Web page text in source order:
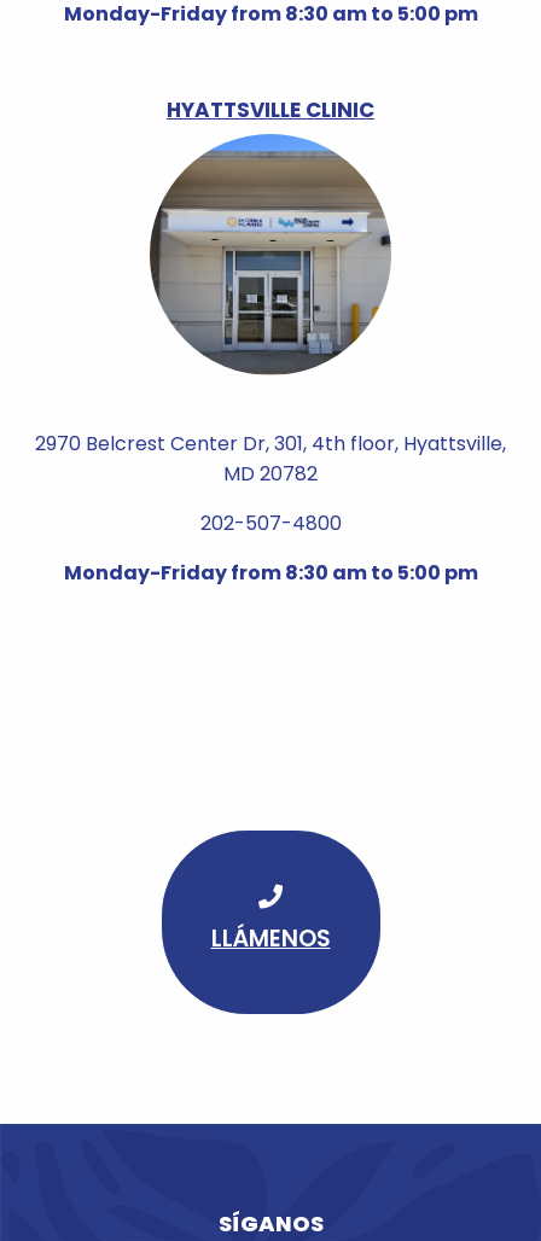
Monday-Friday from 8:30 am to 5:00 pm
HYATTSVILLE CLINIC
2970 Belcrest Center Dr, 301, 4th floor, Hyattsville,
MD 20782
202-507-4800
Monday-Friday from 8:30 am to 5:00 pm
LLÁMENOS
SÍGANOS